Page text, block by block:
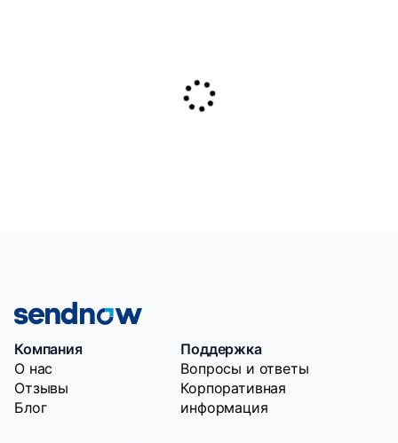
Компания
O нас
Отзывы
Блог
Поддержка
Вопросы и ответы
Корпоративная
информация